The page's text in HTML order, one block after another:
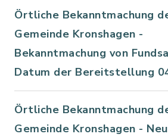
Örtliche Bekanntmachung
Gemeinde Kronshagen -
Bekanntmachung von
Datum der Bereitstellung
Örtliche Bekanntmachung
Gemeinde Kronshagen -